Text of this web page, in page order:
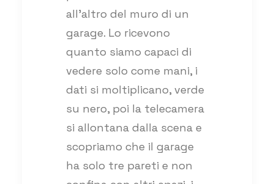
all’altro del muro di un
garage. Lo ricevono
quanto siamo capaci di
vedere solo come mani, i
dati si moltiplicano, verde
su nero, poi la telecamera
si allontana dalla scena e
scopriamo che il garage
ha solo tre pareti e non